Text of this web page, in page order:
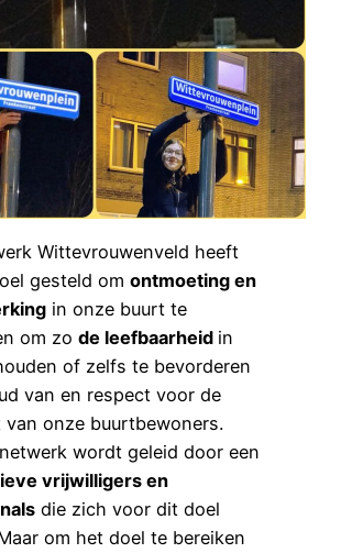
Wittevrouwenveld heeft
gesteld om ontmoeting en
in onze buurt te
om zo de leefbaarheid in
of zelfs te bevorderen
van en respect voor de
onze buurtbewoners.
wordt geleid door een
vrijwilligers en
die zich voor dit doel
om het doel te bereiken